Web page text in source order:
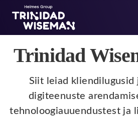
Skip to main content
Trinidad
Siit leiad kliendilugusid
digiteenuste
tehnoloogiauuendustest ja